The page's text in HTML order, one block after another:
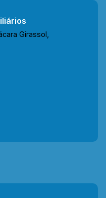
agende a sua
Girassol,